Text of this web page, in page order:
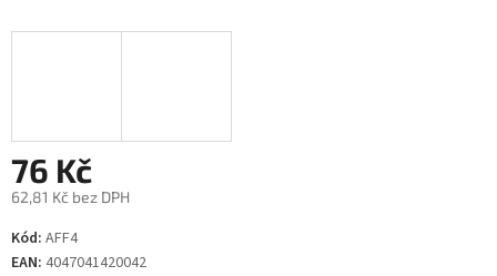
76 Kč
62,81 Kč bez DPH
Měrná
cena:
Kód: AFF4
EAN: 4047041420042